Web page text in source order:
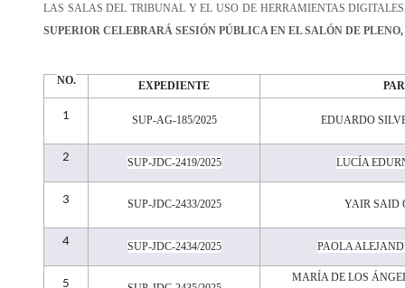
LAS SALAS DEL TRIBUNAL Y EL USO DE HERRAMIENTAS
SUPERIOR CELEBRARÁ SESIÓN PÚBLICA EN EL SALÓN DE PLENO
NO. EXPEDIENTE
1 SUP-AG-185/2025 EDUARDO
2 SUP-JDC-2419/2025 LUCÍA
3 SUP-JDC-2433/2025 YAIR SAID
4 SUP-JDC-2434/2025 PAOLA
5
MARÍA DE LOS